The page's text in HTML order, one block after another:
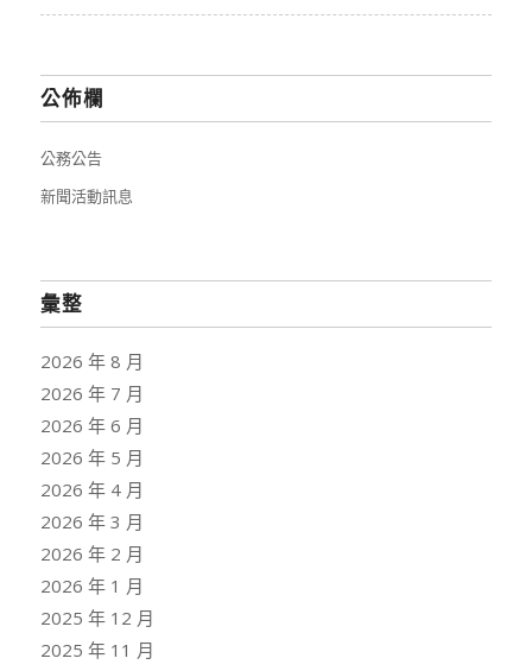
公佈欄
公務公告
新聞活動訊息
彙整
2026 年 8 月
2026 年 7 月
2026 年 6 月
2026 年 5 月
2026 年 4 月
2026 年 3 月
2026 年 2 月
2026 年 1 月
2025 年 12 月
2025 年 11 月